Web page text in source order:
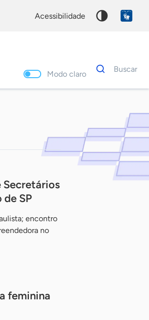
acessibilidade
Modo claro
Dados
para
Buscar
Secretários
SP
encontro
no
feminina